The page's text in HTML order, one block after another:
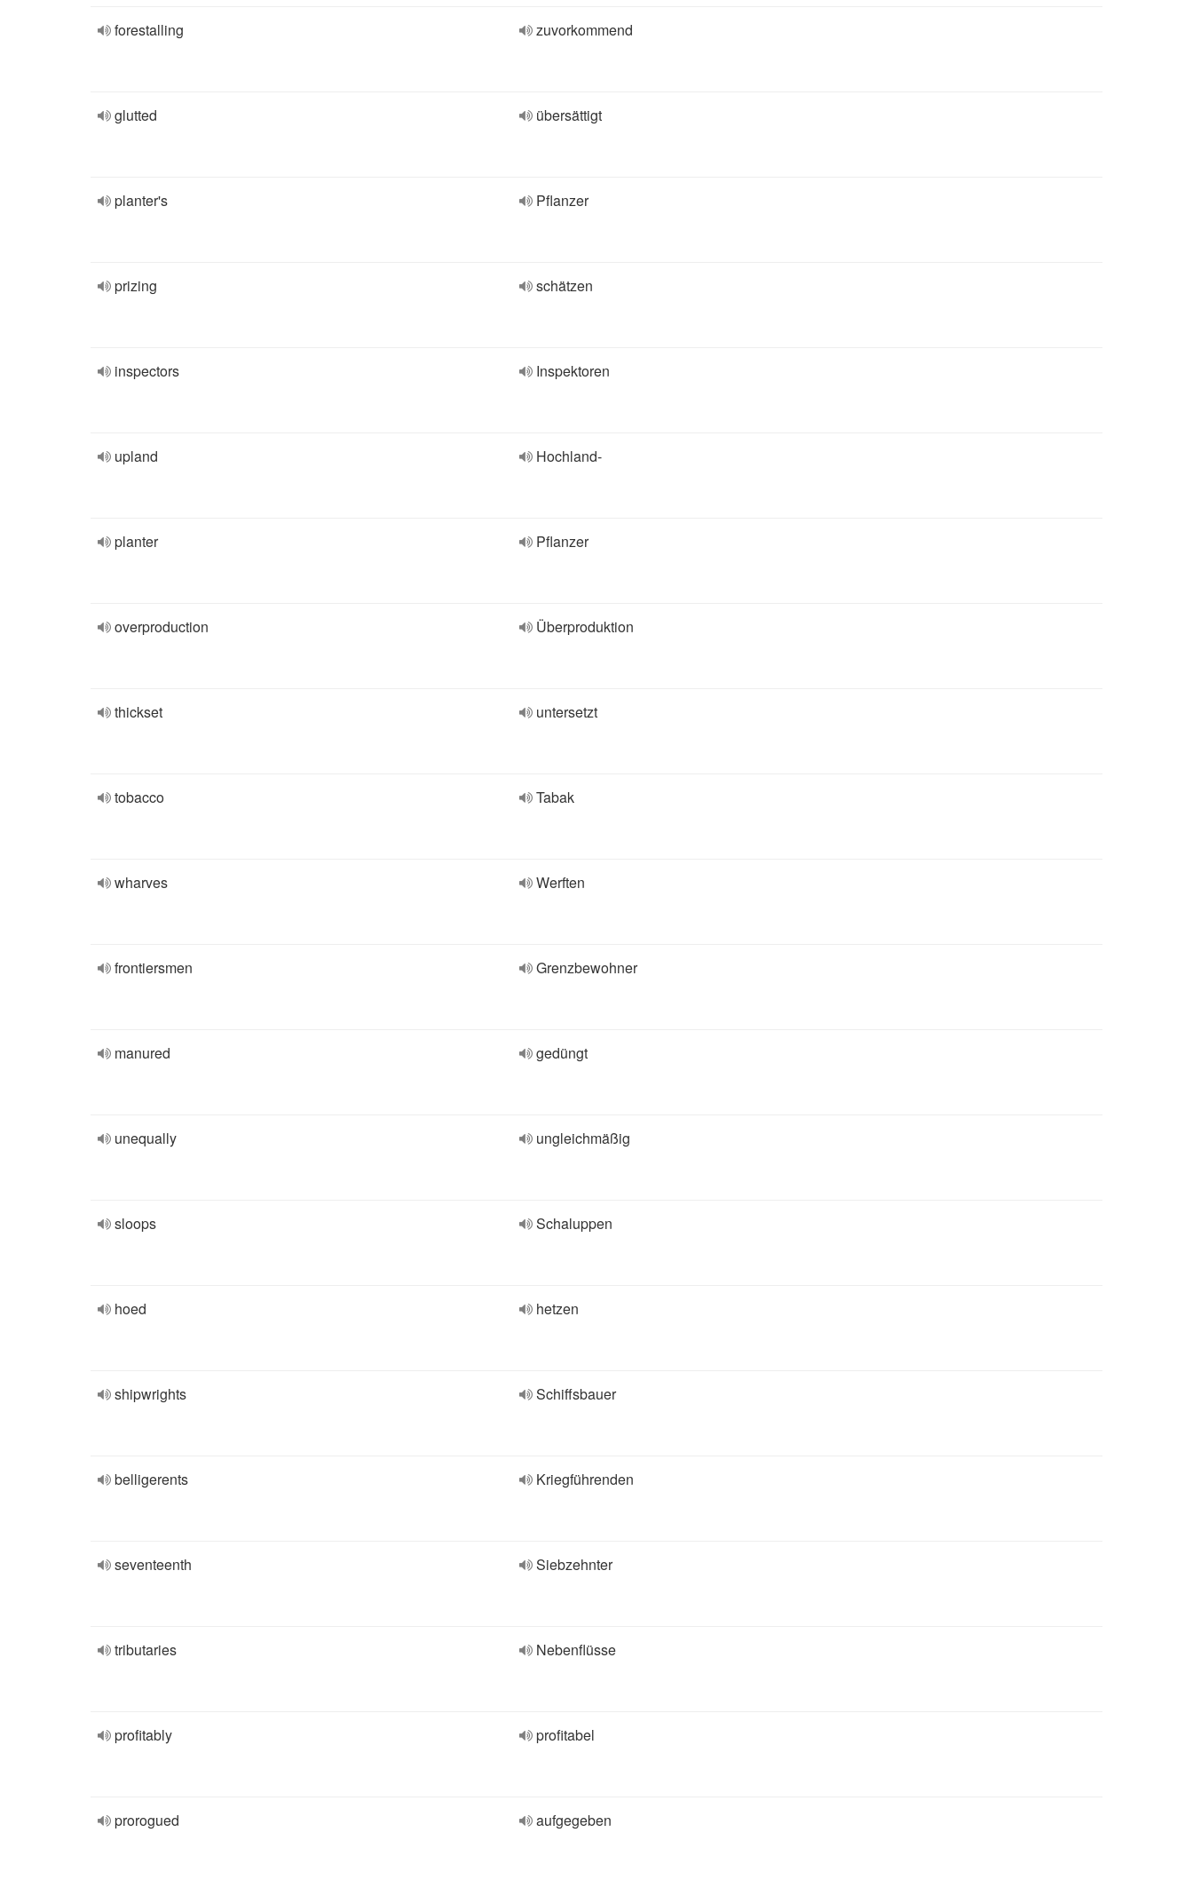
forestalling zuvorkommend
glutted übersättigt
planter's Pflanzer
prizing schätzen
inspectors Inspektoren
upland Hochland-
planter Pflanzer
overproduction Überproduktion
thickset untersetzt
tobacco Tabak
wharves Werften
frontiersmen Grenzbewohner
manured gedüngt
unequally ungleichmäßig
sloops Schaluppen
hoed hetzen
shipwrights Schiffsbauer
belligerents Kriegführenden
seventeenth Siebzehnter
tributaries Nebenflüsse
profitably profitabel
prorogued aufgegeben